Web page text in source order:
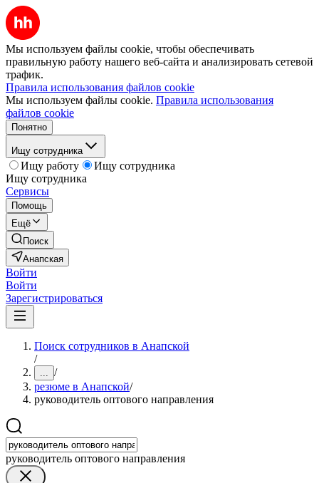
Мы используем файлы cookie, чтобы обеспечивать
правильную работу нашего веб-сайта и анализировать сетевой
трафик.
Правила использования файлов cookie
Мы используем файлы cookie. Правила использования
файлов cookie
Понятно
Ищу сотрудника
Ищу работу
Ищу сотрудника
Ищу сотрудника
Сервисы
Помощь
Ещё
Поиск
Анапская
Войти
Войти
Зарегистрироваться
Поиск сотрудников в Анапской
/
... /
резюме в Анапской/
руководитель оптового направления
руководитель оптового направления